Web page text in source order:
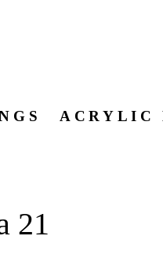
ACRYLIC
21